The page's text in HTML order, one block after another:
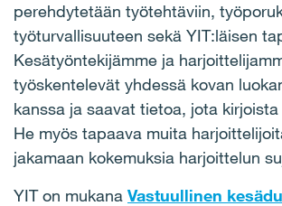
perehdytetään työtehtäviin,
työturvallisuuteen sekä YIT:läisen
Kesätyöntekijämme ja
työskentelevät yhdessä kovan
kanssa ja saavat tietoa, jota
He myös tapaava muita
jakamaan kokemuksia harjoittelun
YIT on mukana Vastuullinen